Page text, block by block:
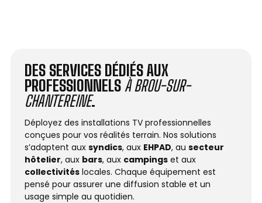
DES SERVICES DÉDIÉS AUX
PROFESSIONNELS À BROU-SUR-
CHANTEREINE.
Déployez des installations TV professionnelles
conçues pour vos réalités terrain. Nos solutions
s’adaptent aux syndics, aux EHPAD, au secteur
hôtelier, aux bars, aux campings et aux
collectivités locales. Chaque équipement est
pensé pour assurer une diffusion stable et un
usage simple au quotidien.